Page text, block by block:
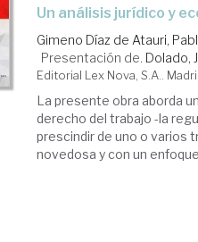
un análisis jurídico y
Gimeno Díaz de Atauri,
Presentación de. Dolado,
Editorial Lex Nova, S.A..
La presente obra aborda
derecho del trabajo -la
prescindir de uno o varios
novedosa y con un